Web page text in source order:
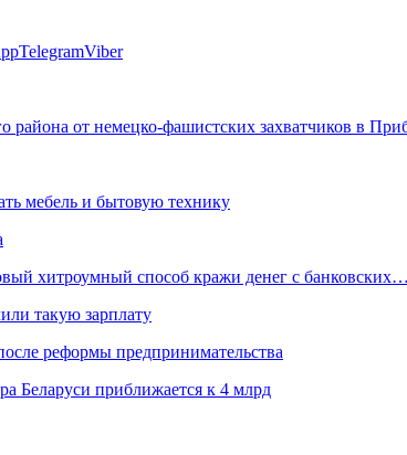
TelegramViber
района от немецко-фашистских захватчиков в
мебель и бытовую технику
хитроумный способ кражи денег с банковских…
такую зарплату
реформы предпринимательства
Беларуси приближается к 4 млрд